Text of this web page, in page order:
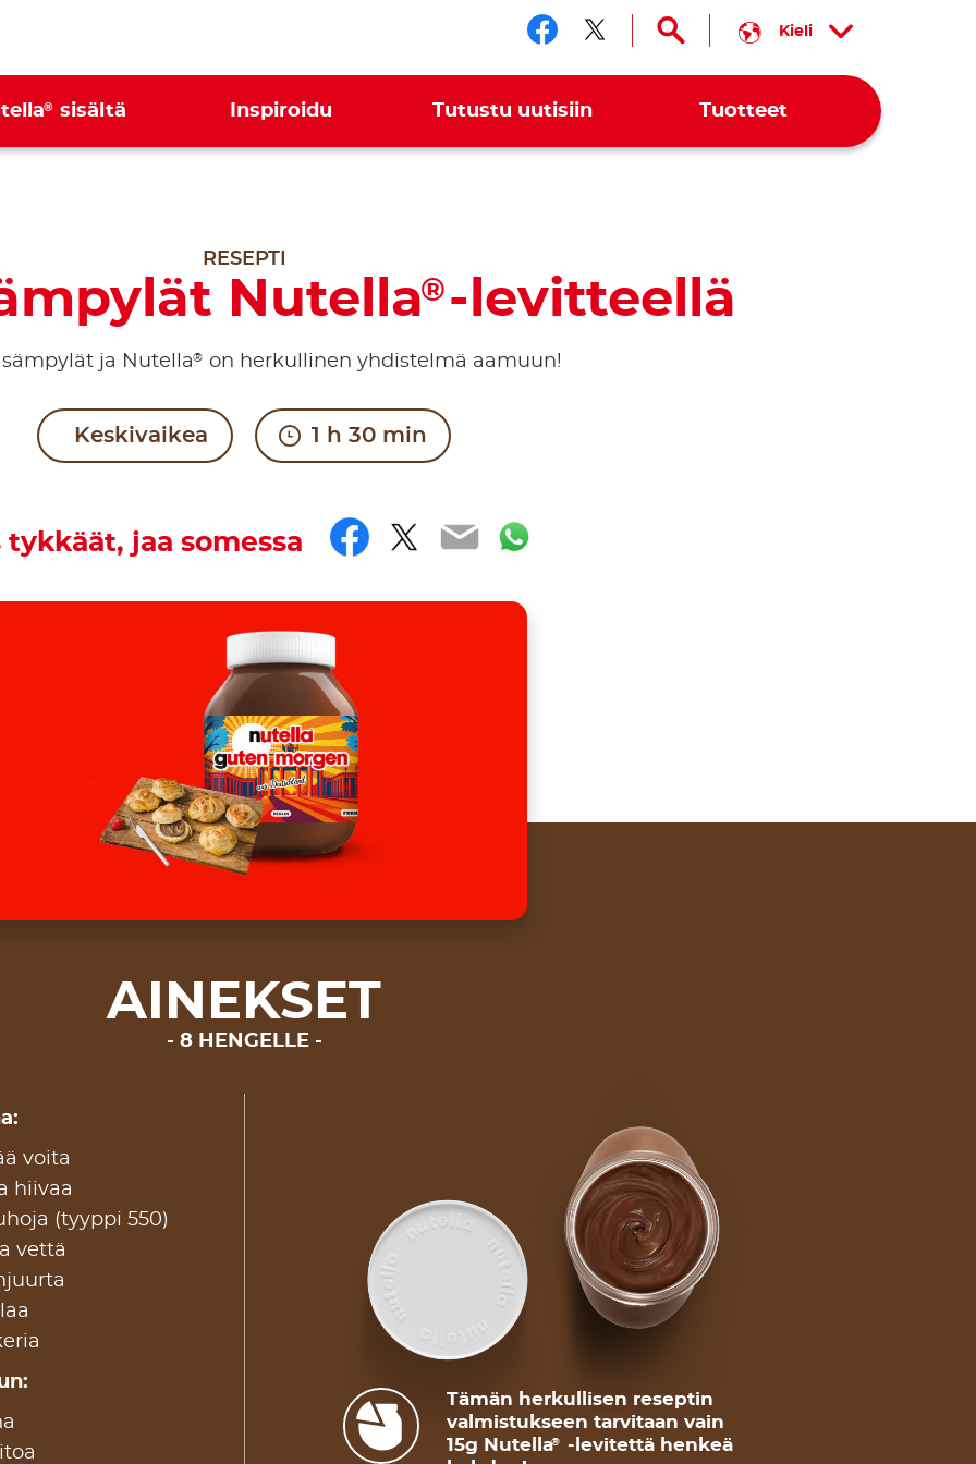
Seuraa meitä somessa
Seuraa meitä somessa
Kieli
® sisältä Inspiroidu Tutustu uutisiin Tuotteet
RESEPTI
Nutella® -levitteellä
ja Nutella® on herkullinen yhdistelmä aamuun!
Keskivaikea 1 h 30 min
tykkäät, jaa somessa Facebook
Twitter
EmailWhatsApp
AINEKSET
8 HENGELLE
voita
hiivaa
(tyyppi 550)
vettä
Tämän herkullisen reseptin
valmistukseen tarvitaan vain
15g Nutella®
-levitettä henkeä